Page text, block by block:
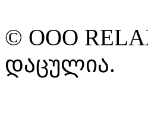
© ООО
დაცულია.